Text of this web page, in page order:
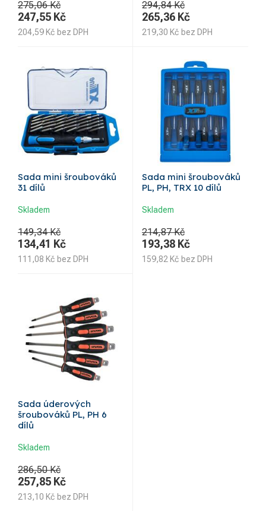
275,06 Kč
247,55 Kč
204,59 Kč bez DPH
294,84 Kč
265,36 Kč
219,30 Kč bez DPH
Sada mini šroubováků
31 dílů
Skladem
149,34 Kč
134,41 Kč
111,08 Kč bez DPH
Sada mini šroubováků
PL, PH, TRX 10 dílů
Skladem
214,87 Kč
193,38 Kč
159,82 Kč bez DPH
Sada úderových
šroubováků PL, PH 6
dílů
Skladem
286,50 Kč
257,85 Kč
213,10 Kč bez DPH